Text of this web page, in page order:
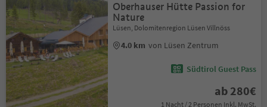
Oberhauser Hütte Passion for
Nature
Lüsen, Dolomitenregion Lüsen Villnöss
4.0 km von Lüsen Zentrum
Südtirol Guest Pass
ab 280€
1 Nacht / 2 Personen Inkl. MwSt.